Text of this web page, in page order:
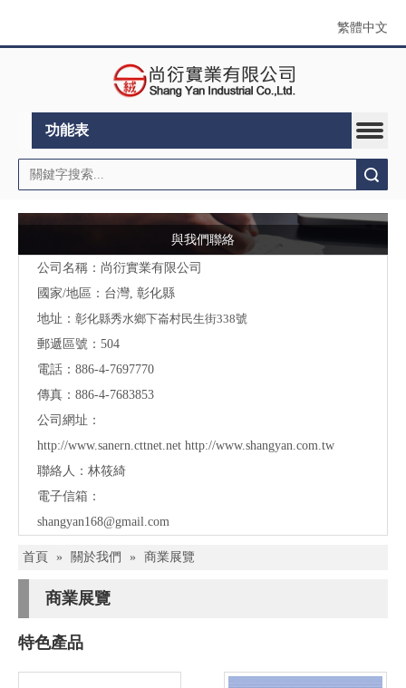
繁體中文
功能表
與我們聯絡
公司名稱：尚衍實業有限公司
國家/地區：台灣, 彰化縣
地址： 彰化縣秀水鄉下崙村民生街338號
郵遞區號：504
電話：886-4-7697770
傳真：886-4-7683853
公司網址：
http://www.sanern.cttnet.net http://www.shangyan.com.tw
聯絡人：林筱綺
電子信箱：
shangyan168@gmail.com
首頁 » 關於我們 » 商業展覽
商業展覽
特色產品